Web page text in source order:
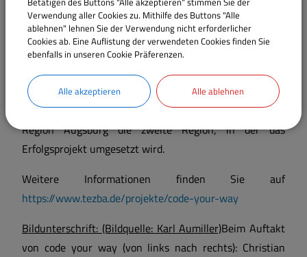
„Wir möchten das Netzwerk rund um code your way
immer weiter ausbauen und langfristig im Landkreis
Dillingen verankern. Das haben wir im Raum Augsburg
bereits geschafft.“, so Michael Mötter, stellvertretender
Geschäftsführer des Bildungswerks der Bayerischen
Wirtschaft e.V. Der Landkreis Dillingen ist nach der A³-
Region Augsburg die zweite Region, in der das
Erfolgsprojekt umgesetzt wird.
Weitere Informationen finden Sie auf
https://www.tezba.de/projekte/code-your-way
Bildunterschrift: (Bildquelle: Karl Aumiller)Beim Auftakt
von code your way (von links nach rechts): Christian
Verwendung aller Cookies zu. Mithilfe des Buttons "Alle
ablehnen" lehnen Sie der Verwendung nicht erforderlicher
Cookies ab. Eine Auflistung der verwendeten Cookies finden Sie
ebenfalls in unseren Cookie Präferenzen.
Alle akzeptieren Alle ablehnen